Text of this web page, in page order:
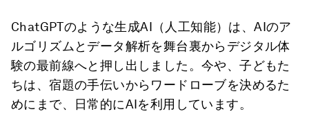
ChatGPTのような生成AI（人工知能）は、AIのア
ルゴリズムとデータ解析を舞台裏からデジタル体
験の最前線へと押し出しました。今や、子どもた
ちは、宿題の手伝いからワードローブを決めるた
めにまで、日常的にAIを利用しています。